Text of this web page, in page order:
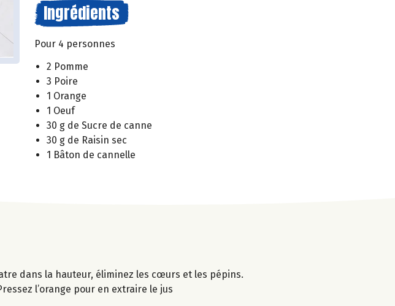
Ingrédients
Pour 4 personnes
2 Pomme
3 Poire
1 Orange
1 Oeuf
30 g de Sucre de canne
30 g de Raisin sec
1 Bâton de cannelle
dans la hauteur, éliminez les cœurs et les pépins.
l’orange pour en extraire le jus